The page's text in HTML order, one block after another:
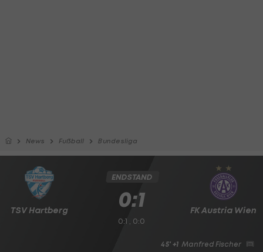
News Fußball Bundesliga
TSV Hartberg FK Austria Wien
ENDSTAND
0:1
0:1 , 0:0
45' +1 Manfred Fischer